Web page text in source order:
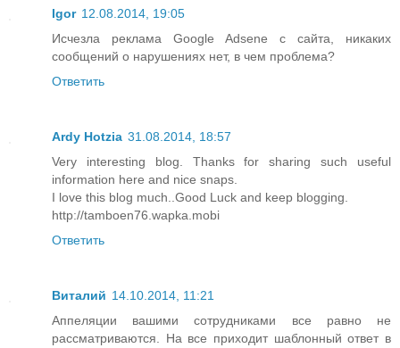
Igor 12.08.2014, 19:05
Исчезла реклама Google Adsene с сайта, никаких
сообщений о нарушениях нет, в чем проблема?
Ответить
Ardy Hotzia 31.08.2014, 18:57
Very interesting blog. Thanks for sharing such useful
information here and nice snaps.
I love this blog much..Good Luck and keep blogging.
http://tamboen76.wapka.mobi
Ответить
Виталий 14.10.2014, 11:21
Аппеляции вашими сотрудниками все равно не
рассматриваются. На все приходит шаблонный ответ в